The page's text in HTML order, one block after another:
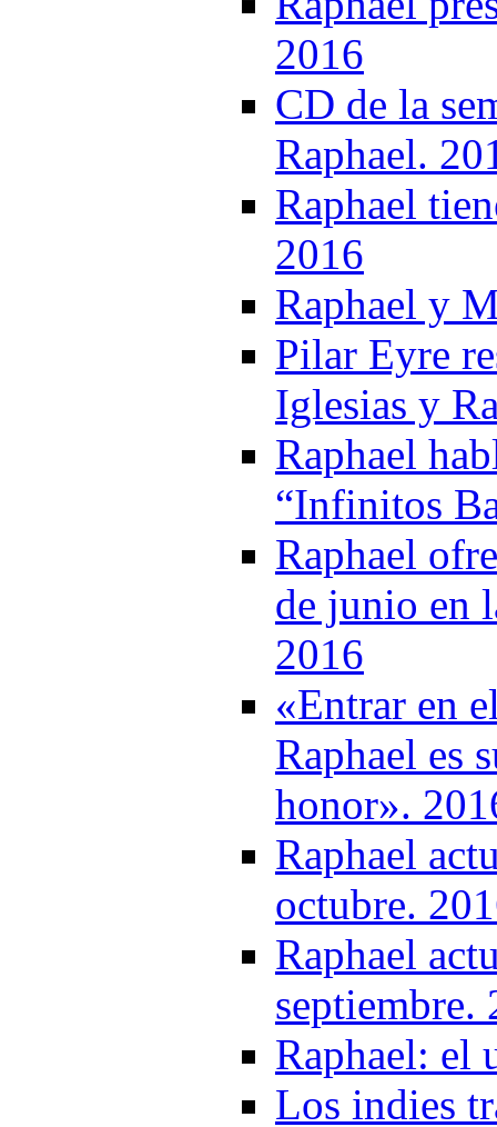
2016
CD de la
Raphael.
Raphael
2016
Raphael y
Pilar Eyre
Iglesias y
Raphael
“Infinitos
Raphael
de junio en
2016
«Entrar en
Raphael es
honor».
Raphael
octubre.
Raphael
septiembre.
Raphael: el
Los indies